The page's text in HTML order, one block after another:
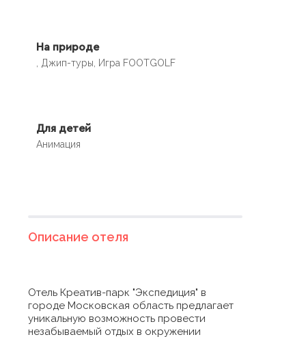
На природе
, Джип-туры, Игра FOOTGOLF
Для детей
Анимация
Описание отеля
Отель Креатив-парк "Экспедиция" в
городе Московская область предлагает
уникальную возможность провести
незабываемый отдых в окружении